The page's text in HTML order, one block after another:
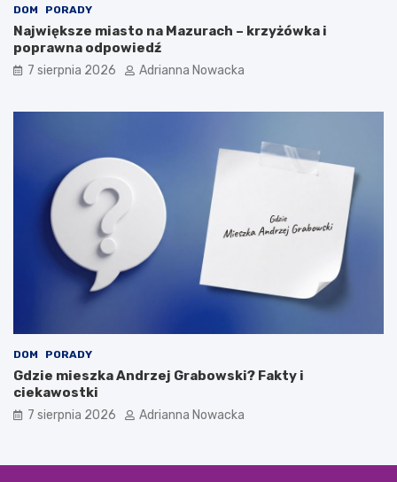
DOM PORADY
Największe miasto na Mazurach – krzyżówka i
poprawna odpowiedź
7 sierpnia 2026 Adrianna Nowacka
DOM PORADY
Gdzie mieszka Andrzej Grabowski? Fakty i
ciekawostki
7 sierpnia 2026 Adrianna Nowacka